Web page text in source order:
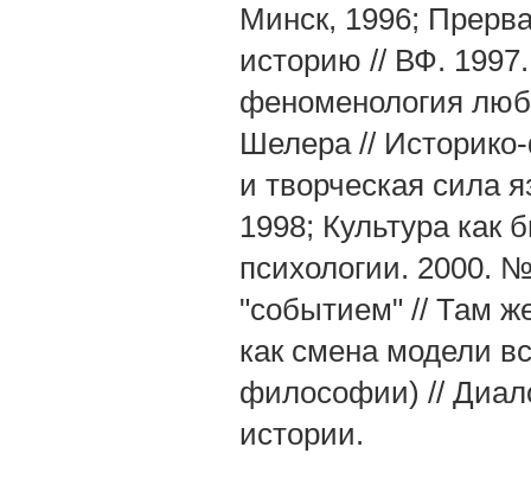
Минск, 1996;
историю // ВФ.
феноменология
Шелера //
и творческая сила
1998; Культура
психологии. 2000.
"событием" // Там
как смена модели
философии) //
истории.